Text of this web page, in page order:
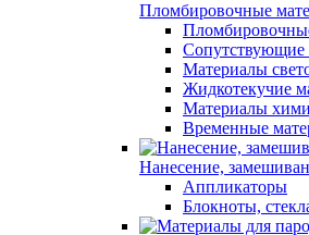
Пломбировочные
Сопутствующие
Материалы
Жидкотекучие
Материалы
Временные
Нанесение,
Аппликаторы
Блокноты,